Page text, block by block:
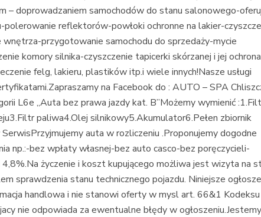
– doprowadzaniem samochodów do stanu salonowego-
reflektorów-powłoki ochronne na lakier-
wnętrza-przygotowanie samochodu do sprzedaży-mycie
komory silnika-czyszczenie tapicerki skórzanej i jej
felg, lakieru, plastików itp.i wiele innych!Nasze usługi
na Facebook do : AUTO – SPA
L6e „Auta bez prawa jazdy kat. B”Możemy wymienić
paliwa4.Olej silnikowy5.Akumulator6.Pełen zbiornik
auta w rozliczeniu .Proponujemy dogodne
np.:-bez wpłaty własnej-bez auto casco-bez poręczycieli-
życzenie i koszt kupującego możliwa jest wizyta na
sprawdzenia stanu technicznego pojazdu. Niniejsze
handlowa i nie stanowi oferty w mysl art. 66&1 Kodeksu
nie odpowiada za ewentualne błędy w ogłoszeniu.Jestemy